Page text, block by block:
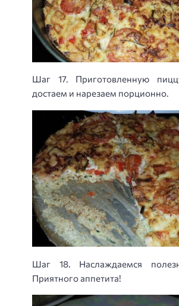
Шаг 17. Приготовленную
достаем и нарезаем порционно.
Шаг 18. Наслаждаемся
Приятного аппетита!